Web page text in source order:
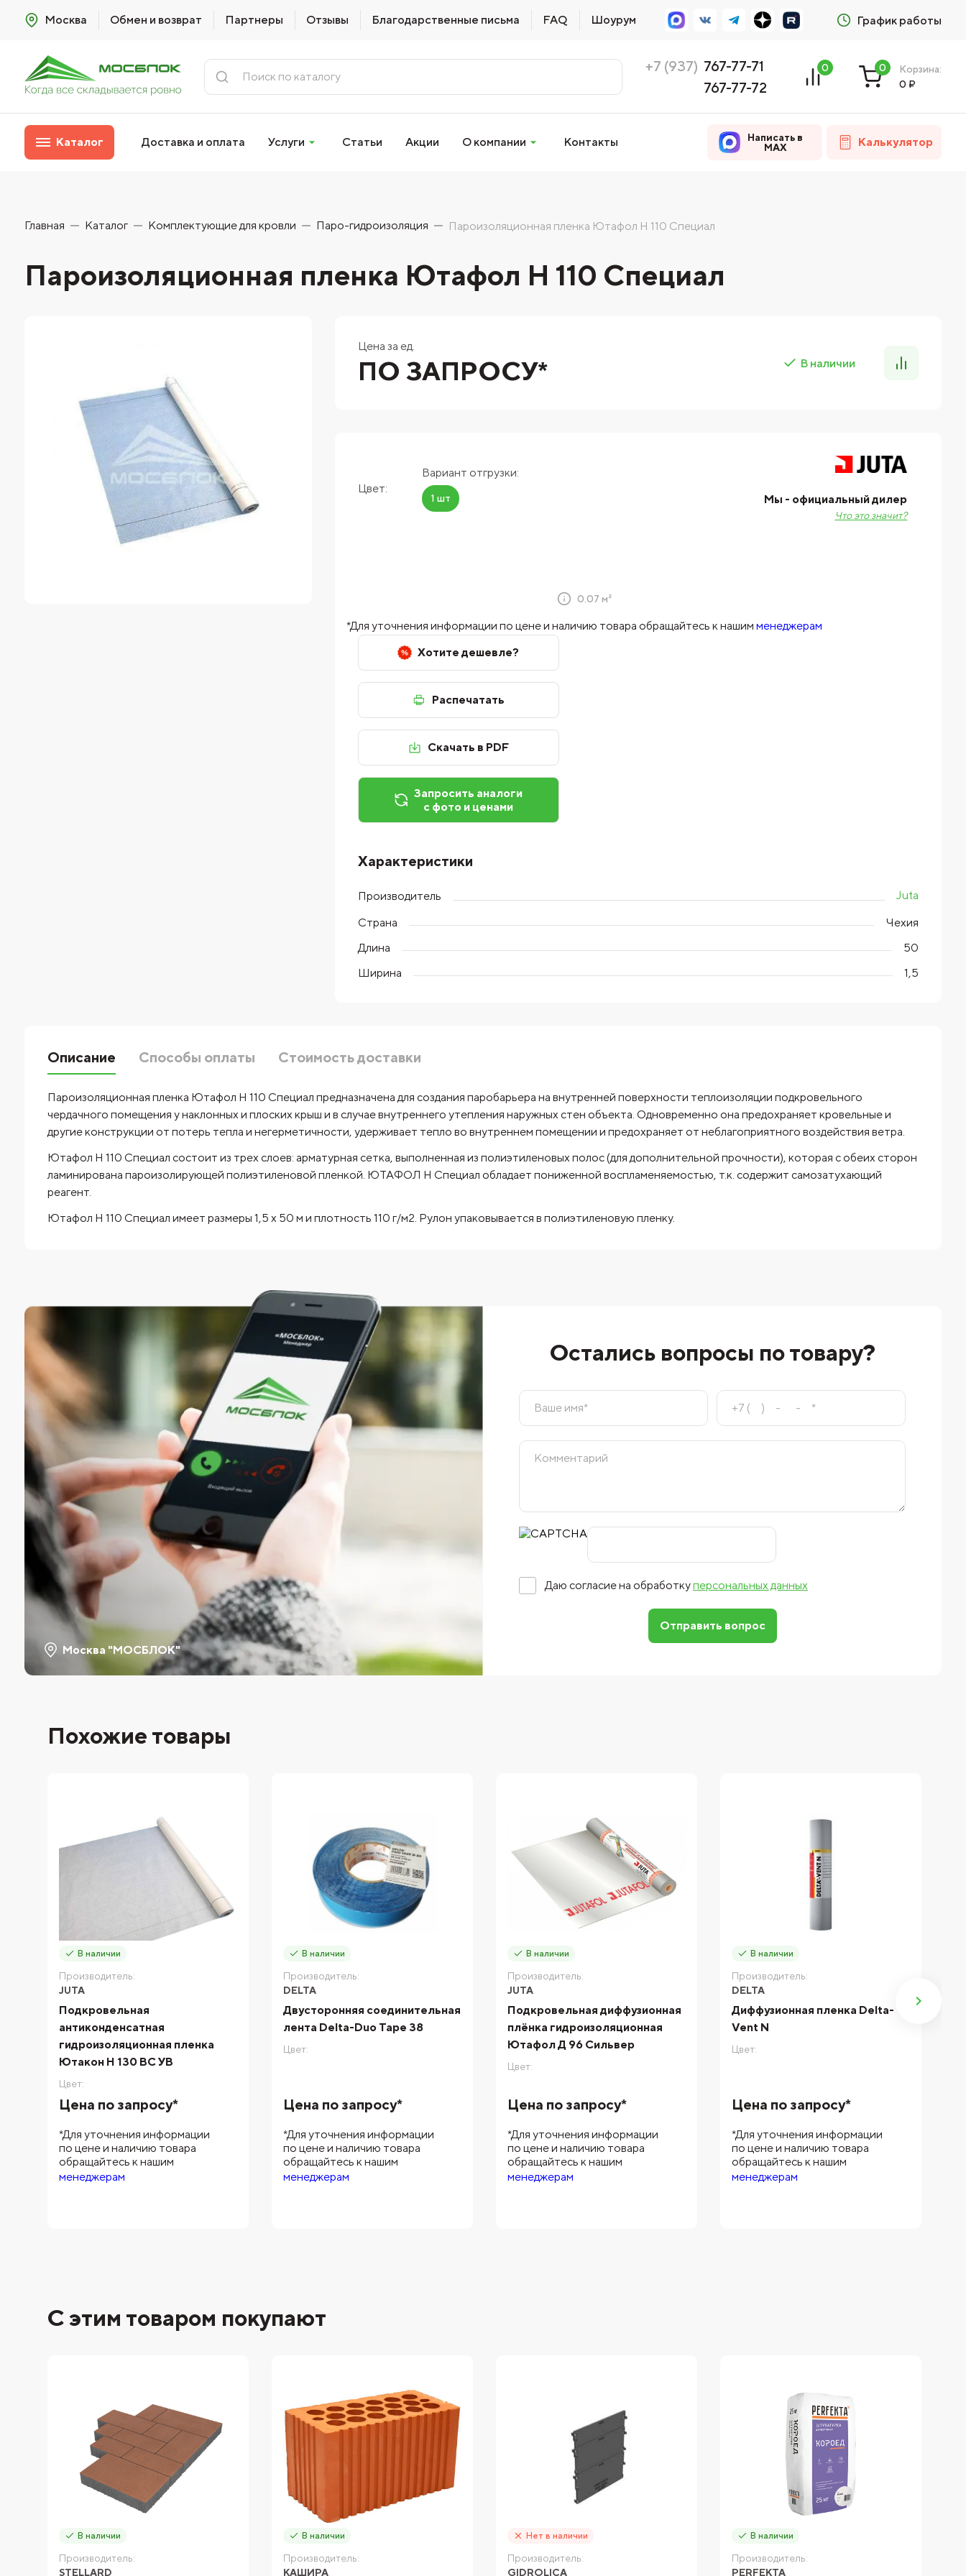
Москва Обмен и возврат Партнеры Отзывы Благодарственные письма FAQ Шоурум График работы
+7 (937) 767-77-71
767-77-72
0 0
Корзина:
0 ₽
Каталог Доставка и оплата Услуги Статьи Акции О компании Контакты
Написать в
MAX
Калькулятор
Главная Каталог Комплектующие для кровли Паро-гидроизоляция Пароизоляционная пленка Ютафол Н 110 Специал
Пароизоляционная пленка Ютафол Н 110 Специал
Цена за ед.
ПО ЗАПРОСУ* В наличии
Цвет:
Вариант отгрузки:
1 шт Мы - официальный дилер
Что это значит?
0.07 м²
*Для уточнения информации по цене и наличию товара обращайтесь к нашим менеджерам
Хотите дешевле?
Распечатать
Скачать в PDF
Запросить аналоги
с фото и ценами
Характеристики
Производитель
Juta
Страна
Чехия
Длина
50
Ширина
1,5
Описание Способы оплаты Стоимость доставки
Пароизоляционная пленка Ютафол Н 110 Специал предназначена для создания паробарьера на внутренней поверхности теплоизоляции подкровельного
чердачного помещения у наклонных и плоских крыш и в случае внутреннего утепления наружных стен объекта. Одновременно она предохраняет кровельные и
другие конструкции от потерь тепла и негерметичности, удерживает тепло во внутреннем помещении и предохраняет от неблагоприятного воздействия ветра.
Ютафол Н 110 Специал состоит из трех слоев: арматурная сетка, выполненная из полиэтиленовых полос (для дополнительной прочности), которая с обеих сторон
ламинирована пароизолирующей полиэтиленовой пленкой. ЮТАФОЛ Н Специал обладает пониженной воспламеняемостью, т.к. содержит самозатухающий
реагент.
Ютафол Н 110 Специал имеет размеры 1,5 х 50 м и плотность 110 г/м2. Рулон упаковывается в полиэтиленовую пленку.
Москва "МОСБЛОК"
Остались вопросы по товару?
Даю согласие на обработкуперсональных данных
Отправить вопрос
Похожие товары
В наличии
Производитель:
JUTA
Подкровельная
антиконденсатная
гидроизоляционная пленка
Ютакон Н 130 ВС УВ
Цвет:
Цена по запросу*
*Для уточнения информации
по цене и наличию товара
обращайтесь к нашим
менеджерам
В наличии
Производитель:
DELTA
Двусторонняя соединительная
лента Delta-Duo Tape 38
Цвет:
Цена по запросу*
*Для уточнения информации
по цене и наличию товара
обращайтесь к нашим
менеджерам
В наличии
Производитель:
JUTA
Подкровельная диффузионная
плёнка гидроизоляционная
Ютафол Д 96 Сильвер
Цвет:
Цена по запросу*
*Для уточнения информации
по цене и наличию товара
обращайтесь к нашим
менеджерам
В наличии
Производитель:
DELTA
Диффузионная пленка Delta-
Vent N
Цвет:
Цена по запросу*
*Для уточнения информации
по цене и наличию товара
обращайтесь к нашим
менеджерам
С этим товаром покупают
В наличии
Производитель:
STELLARD
В наличии
Производитель:
КАШИРА
Нет в наличии
Производитель:
GIDROLICA
В наличии
Производитель:
PERFEKTA